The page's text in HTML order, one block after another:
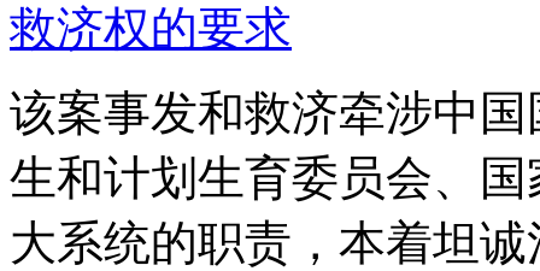
救济权的要求
该案事发和救济牵涉中
生和计划生育委员会、
大系统的职责，本着坦